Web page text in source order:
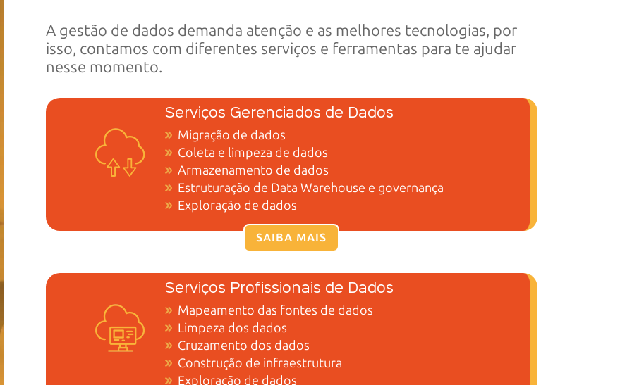
A gestão de dados demanda atenção e as melhores tecnologias, por
isso, contamos com diferentes serviços e ferramentas para te ajudar
nesse momento.
Serviços Gerenciados de Dados
Migração de dados
Coleta e limpeza de dados
Armazenamento de dados
Estruturação de Data Warehouse e governança
Exploração de dados
SAIBA MAIS
Serviços Profissionais de Dados
Mapeamento das fontes de dados
Limpeza dos dados
Cruzamento dos dados
Construção de infraestrutura
Exploração de dados